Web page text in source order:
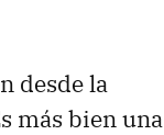
desde la
más bien una